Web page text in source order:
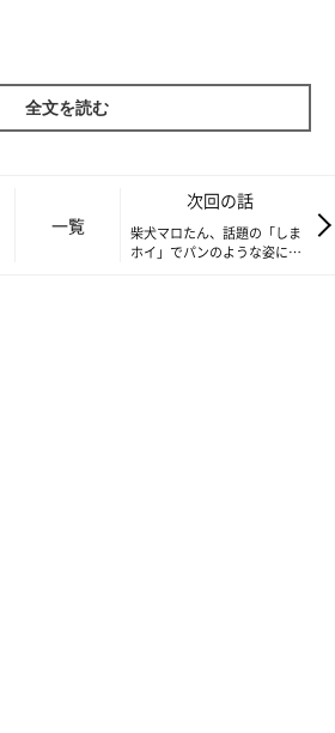
全文を読む
一覧
次回の話
柴犬マロたん、話題の「しま
ホイ」でパンのような姿にな